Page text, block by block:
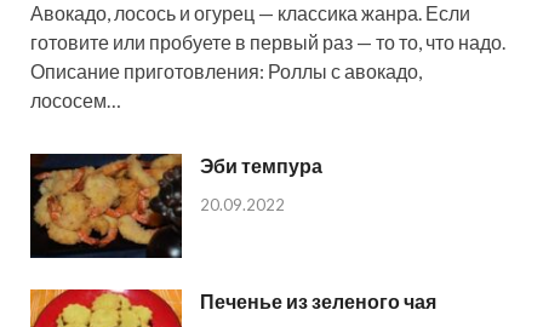
Авокадо, лосось и огурец — классика жанра. Если
готовите или пробуете в первый раз — то то, что надо.
Описание приготовления: Роллы с авокадо,
лососем…
Эби темпура
20.09.2022
Печенье из зеленого чая